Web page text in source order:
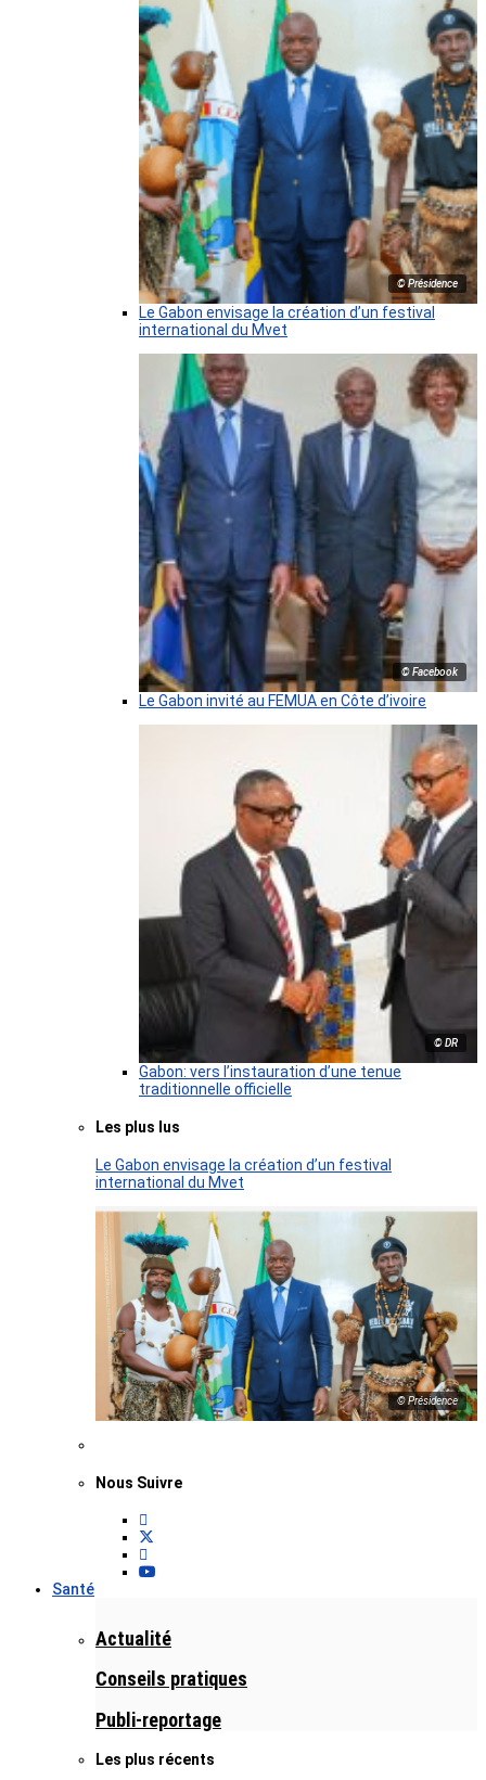
© Présidence
Le Gabon envisage la création d’un festival
international du Mvet
© Facebook
Le Gabon invité au FEMUA en Côte d’ivoire
© DR
Gabon: vers l’instauration d’une tenue
traditionnelle officielle
Les plus lus
Le Gabon envisage la création d’un festival
international du Mvet
© Présidence
Nous Suivre
Santé
Actualité
Conseils pratiques
Publi-reportage
Les plus récents